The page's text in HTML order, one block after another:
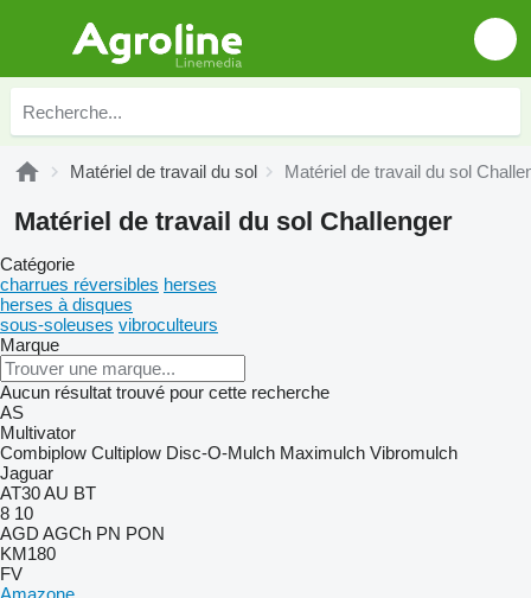
Matériel de travail du sol Matériel de travail du sol
Matériel de travail du sol Challenger
Catégorie
charrues réversibles herses
herses à disques
sous-soleuses vibroculteurs
Marque
Aucun résultat trouvé pour cette recherche
AS
Multivator
Combiplow Cultiplow Disc-O-Mulch Maximulch Vibromulch
Jaguar
AT30AU BT
8 10
AGD AGCh PN PON
KM180
FV
Amazone